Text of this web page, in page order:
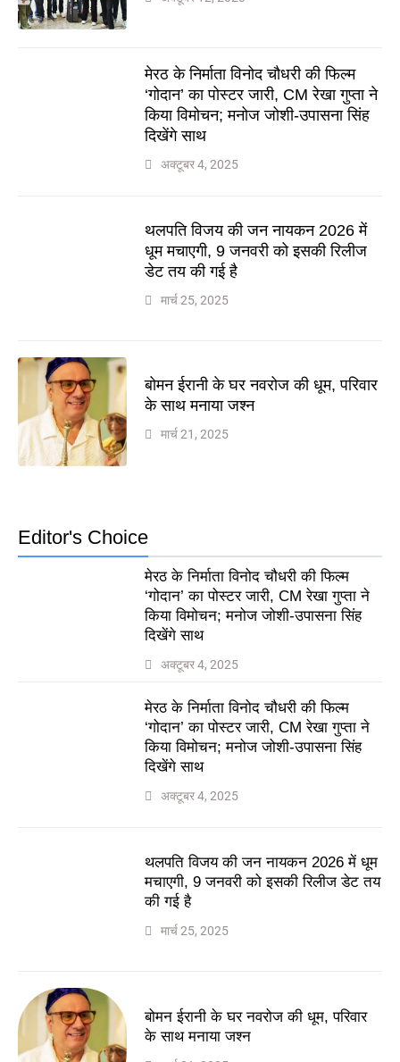
मेरठ के निर्माता विनोद चौधरी की फिल्म
‘गोदान’ का पोस्टर जारी, CM रेखा गुप्ता ने
किया विमोचन; मनोज जोशी-उपासना सिंह
दिखेंगे साथ
अक्टूबर 4, 2025
थलपति विजय की जन नायकन 2026 में
धूम मचाएगी, 9 जनवरी को इसकी रिलीज
डेट तय की गई है
मार्च 25, 2025
बोमन ईरानी के घर नवरोज की धूम, परिवार
के साथ मनाया जश्न
मार्च 21, 2025
Editor's Choice
मेरठ के निर्माता विनोद चौधरी की फिल्म
‘गोदान’ का पोस्टर जारी, CM रेखा गुप्ता ने
किया विमोचन; मनोज जोशी-उपासना सिंह
दिखेंगे साथ
अक्टूबर 4, 2025
मेरठ के निर्माता विनोद चौधरी की फिल्म
‘गोदान’ का पोस्टर जारी, CM रेखा गुप्ता ने
किया विमोचन; मनोज जोशी-उपासना सिंह
दिखेंगे साथ
अक्टूबर 4, 2025
थलपति विजय की जन नायकन 2026 में धूम
मचाएगी, 9 जनवरी को इसकी रिलीज डेट तय
की गई है
मार्च 25, 2025
बोमन ईरानी के घर नवरोज की धूम, परिवार
के साथ मनाया जश्न